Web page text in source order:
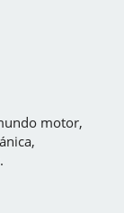
motor,